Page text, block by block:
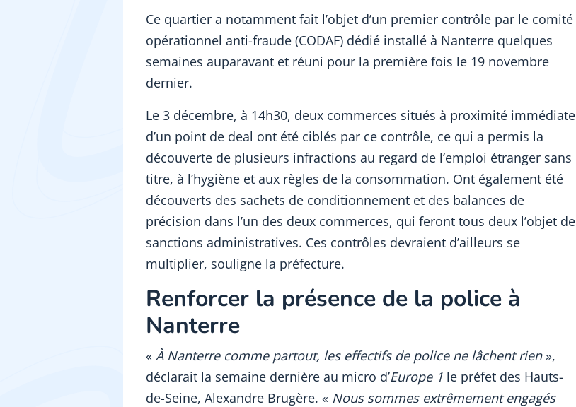
Ce quartier a notamment fait l’objet d’un premier contrôle par le comité
opérationnel anti-fraude (CODAF) dédié installé à Nanterre quelques
semaines auparavant et réuni pour la première fois le 19 novembre
dernier.
Le 3 décembre, à 14h30, deux commerces situés à proximité immédiate
d’un point de deal ont été ciblés par ce contrôle, ce qui a permis la
découverte de plusieurs infractions au regard de l’emploi étranger sans
titre, à l’hygiène et aux règles de la consommation. Ont également été
découverts des sachets de conditionnement et des balances de
précision dans l’un des deux commerces, qui feront tous deux l’objet de
sanctions administratives. Ces contrôles devraient d’ailleurs se
multiplier, souligne la préfecture.
Renforcer la présence de la police à
Nanterre
« À Nanterre comme partout, les effectifs de police ne lâchent rien»,
déclarait la semaine dernière au micro d’Europe 1 le préfet des Hauts-
de-Seine, Alexandre Brugère. « Nous sommes extrêmement engagés